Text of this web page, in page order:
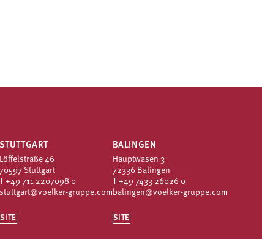
STUTTGART
Löffelstraße 46
70597 Stuttgart
T +49 711 2207098 0
stuttgart@voelker-gruppe.com
SITE
BALINGEN
Hauptwasen 3
72336 Balingen
T +49 7433 26026 0
balingen@voelker-gruppe.com
SITE